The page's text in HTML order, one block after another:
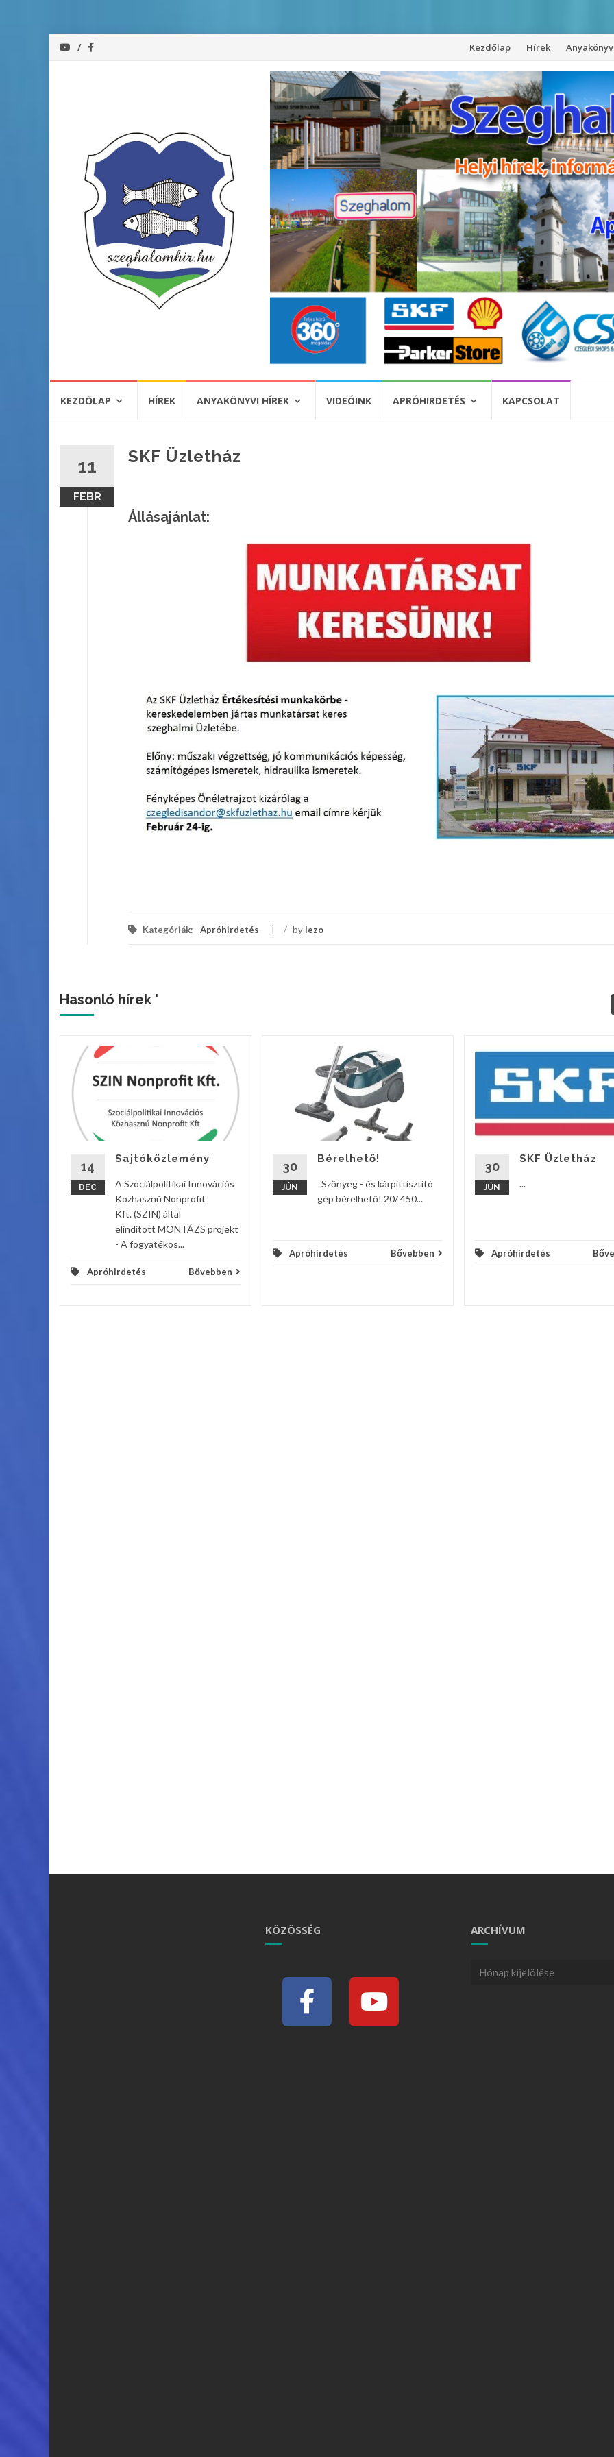
Kezdőlap Hírek
KEZDŐLAP HÍREK ANYAKÖNYVI HÍREK VIDEÓINK APRÓHIRDETÉS KAPCSOLAT
11
FEBR
SKF Üzletház
Állásajánlat:
Kategóriák: Apróhirdetés / by lezo
Hasonló hírek '
14
DEC
Sajtóközlemény
A Szociálpolitikai Innovációs
Közhasznú Nonprofit
Kft. (SZIN) által
elindított MONTÁZS projekt
- A fogyatékos...
Apróhirdetés Bővebben
30
JÚN
Bérelhető!
Szőnyeg - és kárpittisztító
gép bérelhető! 20/ 450...
Apróhirdetés Bővebben
30
JÚN
SKF Üzletház
...
Apróhirdetés
KÖZÖSSÉG ARCHÍVUM